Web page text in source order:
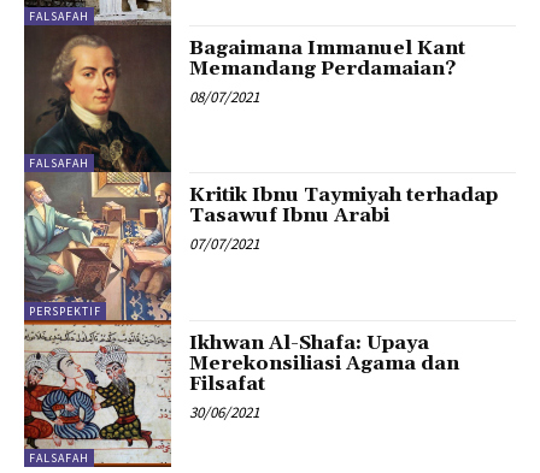
FALSAFAH
FALSAFAH
Bagaimana Immanuel Kant
Memandang Perdamaian?
08/07/2021
PERSPEKTIF
Kritik Ibnu Taymiyah terhadap
Tasawuf Ibnu Arabi
07/07/2021
FALSAFAH
Ikhwan Al-Shafa: Upaya
Merekonsiliasi Agama dan
Filsafat
30/06/2021